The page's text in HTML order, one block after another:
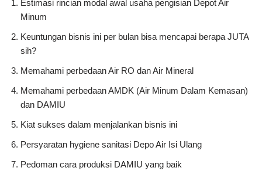
Estimasi rincian modal awal usaha pengisian Depot Air
Minum
Keuntungan bisnis ini per bulan bisa mencapai berapa JUTA
sih?
Memahami perbedaan Air RO dan Air Mineral
Memahami perbedaan AMDK (Air Minum Dalam Kemasan)
dan DAMIU
Kiat sukses dalam menjalankan bisnis ini
Persyaratan hygiene sanitasi Depo Air Isi Ulang
Pedoman cara produksi DAMIU yang baik